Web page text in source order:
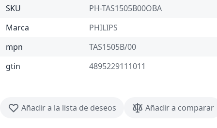
SKU
PH-TAS1505B00OBA
Marca
PHILIPS
mpn
TAS1505B/00
gtin
4895229111011
Añadir a la lista de deseos Añadir a comparar